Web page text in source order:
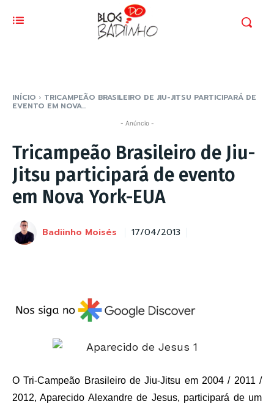
INÍCIO TRICAMPEÃO BRASILEIRO DE JIU-JITSU PARTICIPARÁ DE
EVENTO EM NOVA...
- Anúncio -
Tricampeão Brasileiro de Jiu-
Jitsu participará de evento
em Nova York-EUA
Badiinho Moisés 17/04/2013
O Tri-Campeão Brasileiro de Jiu-Jitsu em 2004 / 2011 /
2012, Aparecido Alexandre de Jesus, participará de um